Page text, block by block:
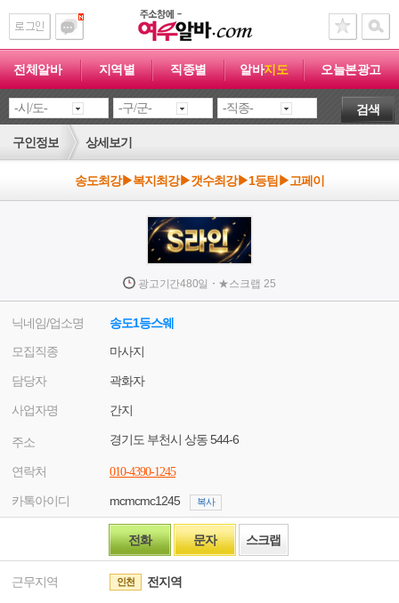
전체알바 지역별 직종별 알바지도 오늘본광고
검색
구인정보 상세보기
송도최강▶복지최강▶갯수최강▶1등팀▶고페이
광고기간480일 · ★스크랩 25
닉네임/업소명
송도1등스웨
모집직종
마사지
담당자 곽화자
사업자명 간지
주소 경기도 부천시 상동 544-6
연락처 010-4390-1245
카톡아이디 mcmcmc1245 복사
전화 문자 스크랩
근무지역 인천 전지역